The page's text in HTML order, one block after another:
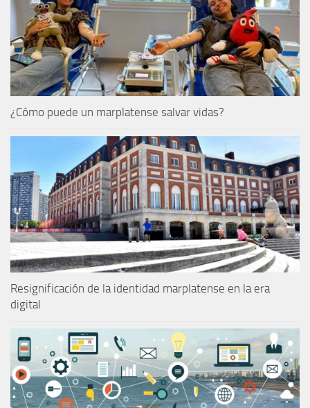
¿Cómo puede un marplatense salvar vidas?
Resignificación de la identidad marplatense en la era
digital